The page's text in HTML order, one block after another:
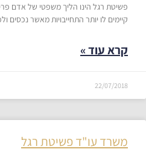
פשיטת רגל הינו הליך משפטי של אדם
קיימים לו יותר התחייבויות מאשר נכסים
קרא עוד »
22/07/2018
משרד עו"ד פשיטת רגל